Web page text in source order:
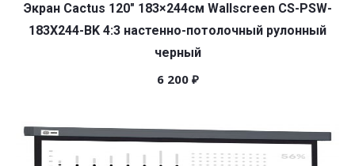
Экран Cactus 120″ 183×244см Wallscreen CS-PSW-
183X244-BK 4:3 настенно-потолочный рулонный
черный
6 200 ₽